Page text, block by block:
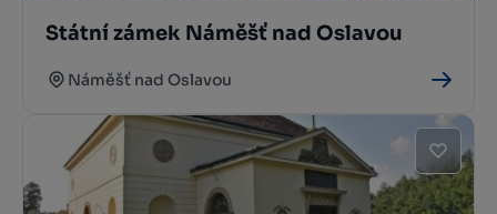
Státní zámek Náměšť nad Oslavou
Náměšť nad Oslavou